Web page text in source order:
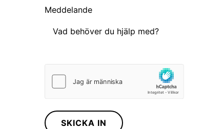
Laddbox
Renovering/Nyinstallation
Övrigt
Meddelande
SKICKA IN